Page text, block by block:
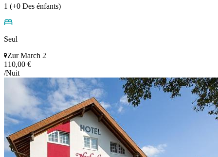
1 (+0 Des énfants)
Seul
Zur March 2
110,00 €
/Nuit